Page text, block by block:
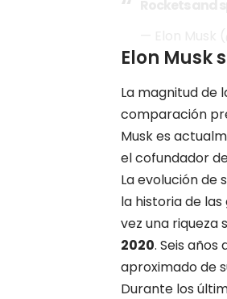
Elon Musk
La magnitud de
comparación
Musk es
el cofundador
La evolución de
la historia de
vez una riqueza
2020. Seis
aproximado de
Durante los